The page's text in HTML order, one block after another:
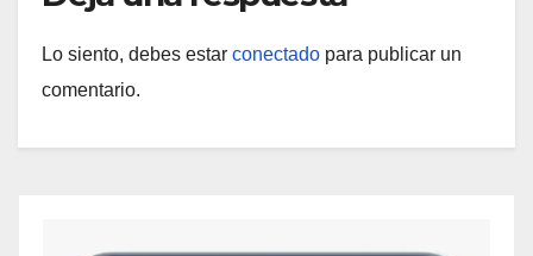
Lo siento, debes estar conectado para publicar un
comentario.